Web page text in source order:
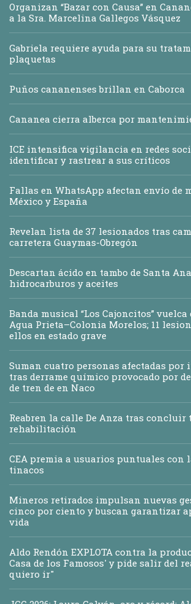
Organizan “Bazar con Causa” en
a la Sra. Marcelina Gallegos Vásquez
Gabriela requiere ayuda para su
plaquetas
Puños cananenses brillan en Caborca
Cananea cierra alberca por
ICE intensifica vigilancia en redes
identificar y rastrear a sus críticos
Fallas en WhatsApp afectan envío de
México y España
Revelan lista de 37 lesionados tras
carretera Guaymas-Obregón
Descartan ácido en tambo de Santa
hidrocarburos y aceites
Banda musical “Los Cajoncitos”
Agua Prieta–Colonia Morelos; 11
ellos en estado grave
Suman cuatro personas afectadas
tras derrame químico provocado por
de tren de en Naco
Reabren la calle De Anza tras concluir
rehabilitación
CEA premia a usuarios puntuales con
tinacos
Mineros retirados impulsan nuevas
cinco por ciento y buscan garantizar
vida
Aldo Rendón EXPLOTA contra la
Casa de los Famosos' y pide salir del
quiero ir"